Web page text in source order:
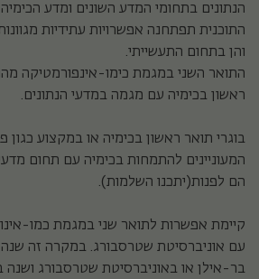
הנתונים בתחומי המדע השונים ומדע
התוכנית תפתחנה אפשרויות עתידיות
והן בתחום התעשייתי.
התואר השני במגמת כימו-אינפורמטיקה
ראשון בכימיה עם מגמה במדעי הנתונים.
בוגרי תואר ראשון בכימיה או במקצוע כגון
המעוניינים להתמחות בכימיה עם תחום
הם לפנות(יתכנו השלמות).
קיימת אפשרות לתואר שני במגמת כמו-
עם אוניברסיטת שטרסבורג. במקרה זה
בר-אילן או באוניברסיטת שטרסבורג